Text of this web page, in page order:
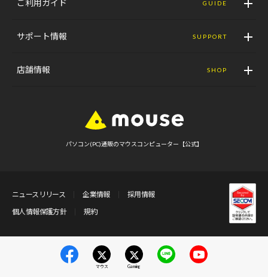
ご利用ガイド GUIDE
サポート情報 SUPPORT
店舗情報 SHOP
パソコン(PC)通販のマウスコンピューター【公式】
ニュースリリース 企業情報
採用情報
個人情報保護方針
規約
マウス Gaming